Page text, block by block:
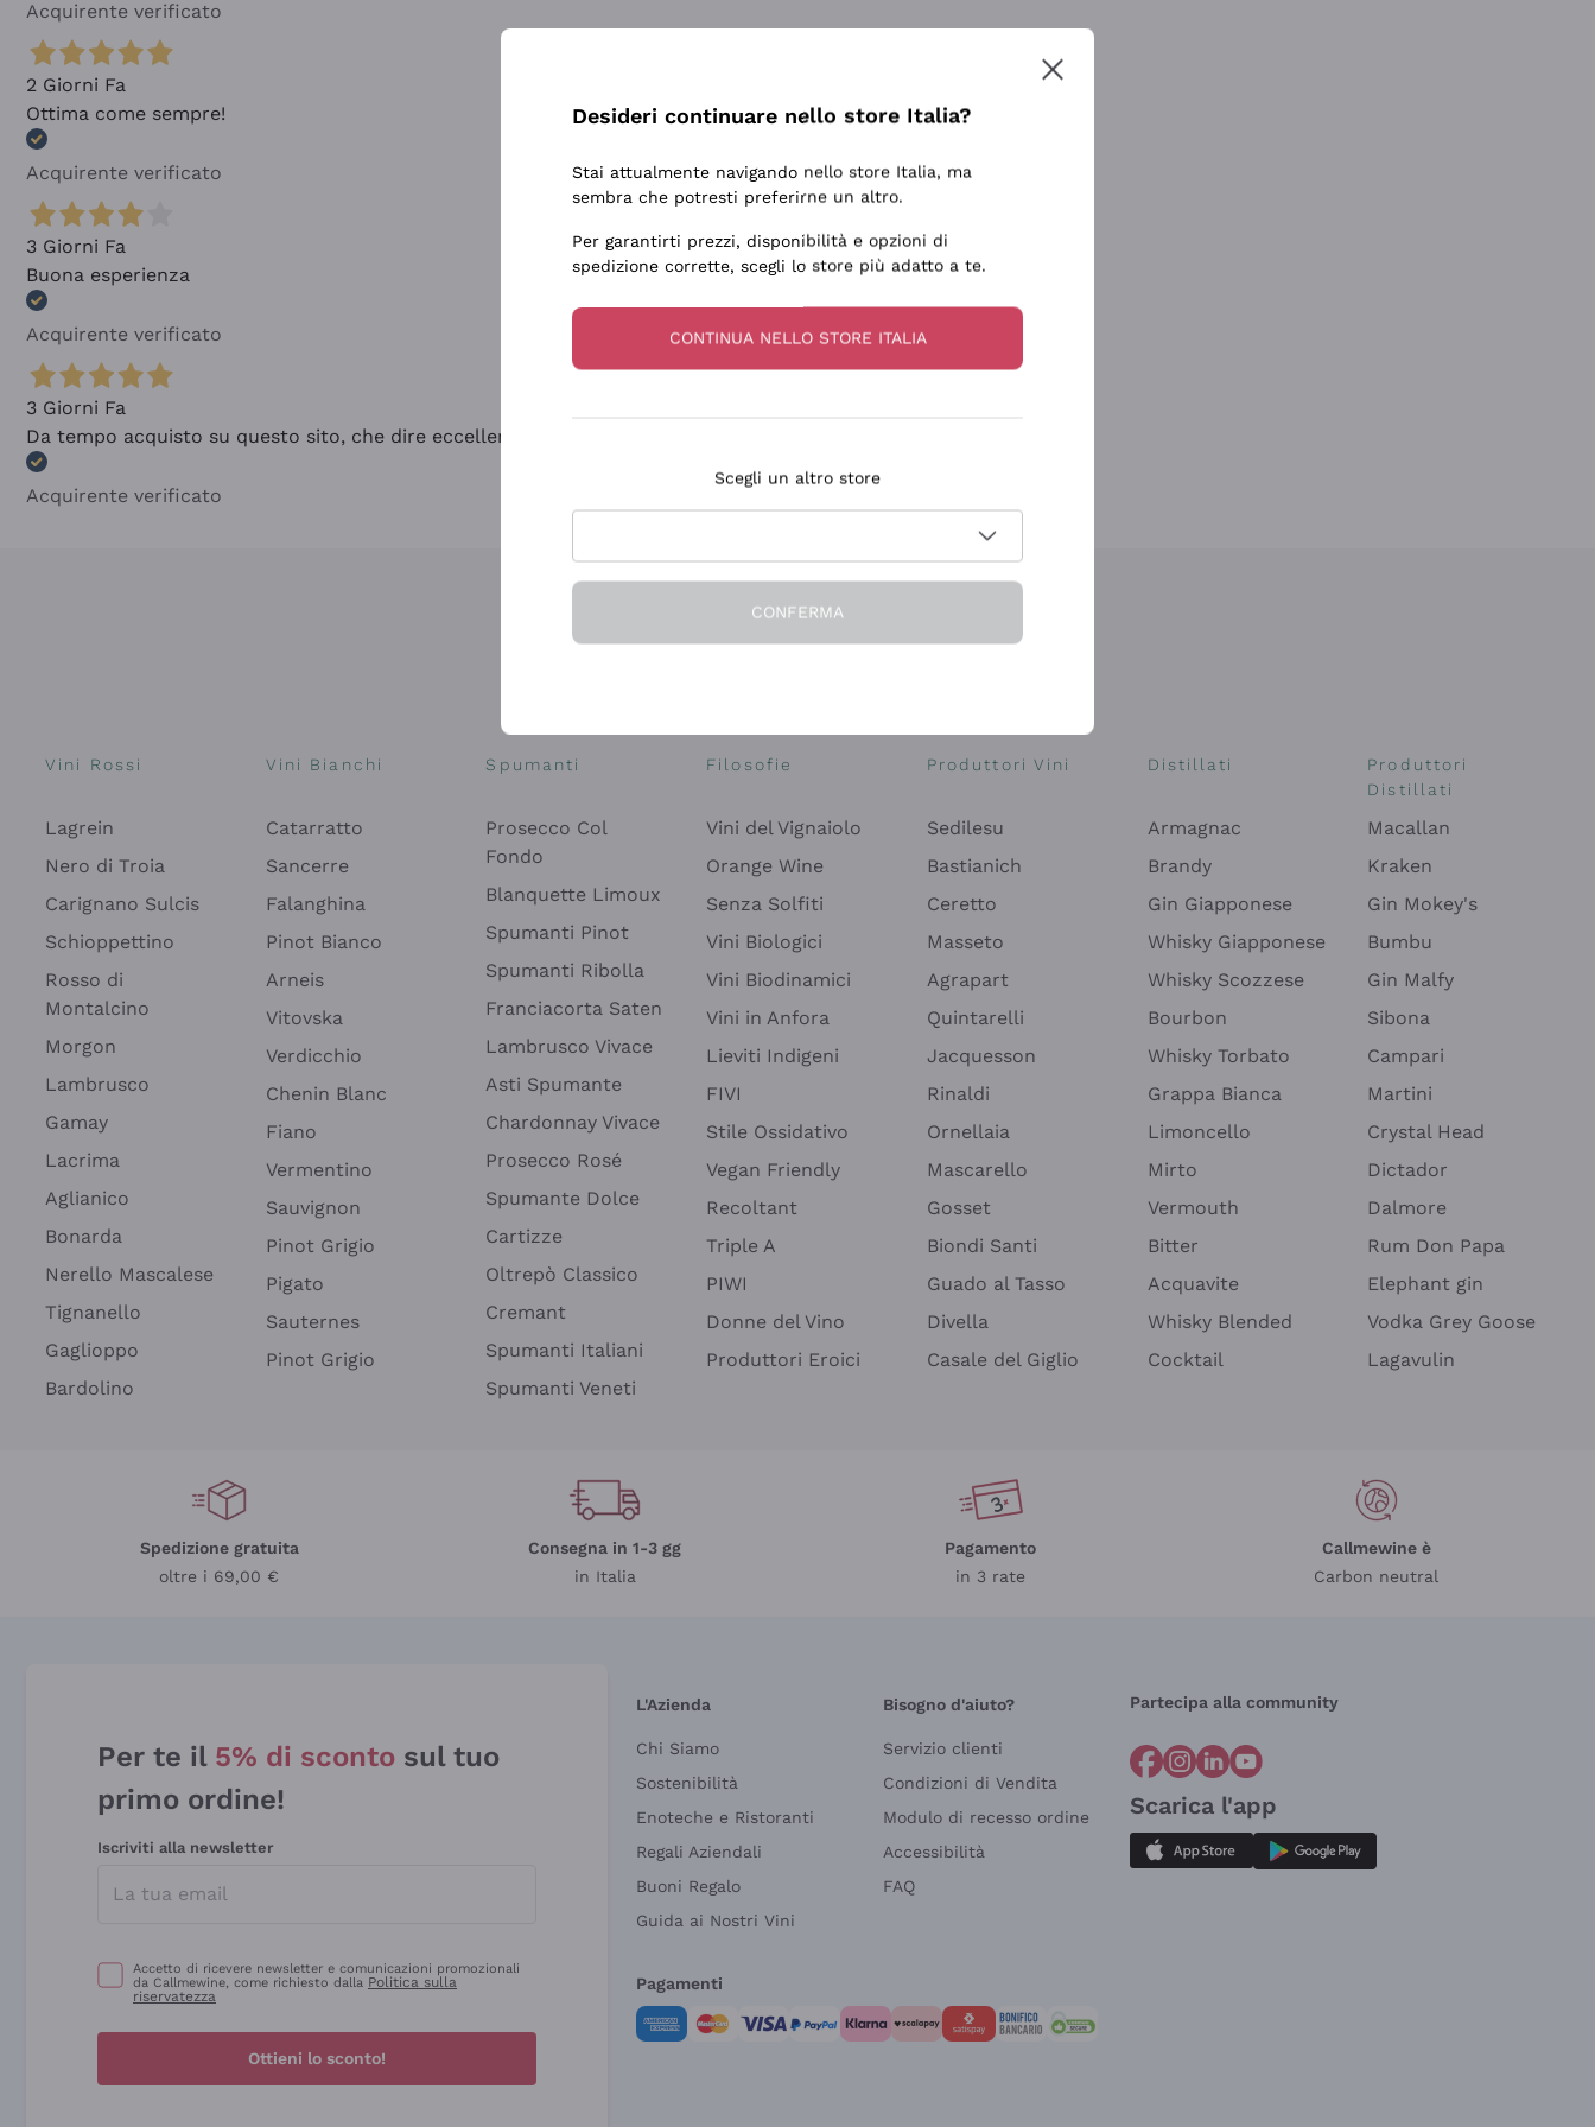
Acquirente verificato
2 Giorni Fa
Ottima come sempre!
Acquirente verificato
3 Giorni Fa
Buona esperienza
Acquirente verificato
3 Giorni Fa
Da tempo acquisto su questo sito, che dire eccellente
Acquirente verificato
Vini Rossi
Lagrein
Nero di Troia
Carignano Sulcis
Schioppettino
Rosso di
Montalcino
Morgon
Lambrusco
Gamay
Lacrima
Aglianico
Bonarda
Nerello Mascalese
Tignanello
Gaglioppo
Bardolino
Vini Bianchi
Catarratto
Sancerre
Falanghina
Pinot Bianco
Arneis
Vitovska
Verdicchio
Chenin Blanc
Fiano
Vermentino
Sauvignon
Pinot Grigio
Pigato
Sauternes
Pinot Grigio
Spumanti
Prosecco Col
Fondo
Blanquette Limoux
Spumanti Pinot
Spumanti Ribolla
Franciacorta Saten
Lambrusco Vivace
Asti Spumante
Chardonnay Vivace
Prosecco Rosé
Spumante Dolce
Cartizze
Oltrepò Classico
Cremant
Spumanti Italiani
Spumanti Veneti
Filosofie
Vini del Vignaiolo
Orange Wine
Senza Solfiti
Vini Biologici
Vini Biodinamici
Vini in Anfora
Lieviti Indigeni
FIVI
Stile Ossidativo
Vegan Friendly
Recoltant
Triple A
PIWI
Donne del Vino
Produttori Eroici
Produttori Vini
Sedilesu
Bastianich
Ceretto
Masseto
Agrapart
Quintarelli
Jacquesson
Rinaldi
Ornellaia
Mascarello
Gosset
Biondi Santi
Guado al Tasso
Divella
Casale del Giglio
Distillati
Armagnac
Brandy
Gin Giapponese
Whisky Giapponese
Whisky Scozzese
Bourbon
Whisky Torbato
Grappa Bianca
Limoncello
Mirto
Vermouth
Bitter
Acquavite
Whisky Blended
Cocktail
Produttori
Distillati
Macallan
Kraken
Gin Mokey's
Bumbu
Gin Malfy
Sibona
Campari
Martini
Crystal Head
Dictador
Dalmore
Rum Don Papa
Elephant gin
Vodka Grey Goose
Lagavulin
Spedizione gratuita
oltre i 69,00 €
Consegna in 1-3 gg
in Italia
Pagamento
in 3 rate
Callmewine è
Carbon neutral
Per te il 5% di sconto sul tuo
primo ordine!
Iscriviti alla newsletter
Accetto di ricevere newsletter e comunicazioni promozionali
da Callmewine, come richiesto dalla Politica sulla
riservatezza
Ottieni lo sconto!
L'Azienda
Chi Siamo
Sostenibilità
Enoteche e Ristoranti
Regali Aziendali
Buoni Regalo
Guida ai Nostri Vini
Bisogno d'aiuto?
Servizio clienti
Condizioni di Vendita
Modulo di recesso ordine
Accessibilità
FAQ
Partecipa alla community
Scarica l'app
Pagamenti
Desideri continuare nello store Italia?
Stai attualmente navigando nello store Italia, ma
sembra che potresti preferirne un altro.
Per garantirti prezzi, disponibilità e opzioni di
spedizione corrette, scegli lo store più adatto a te.
CONTINUA NELLO STORE ITALIA
Scegli un altro store
CONFERMA